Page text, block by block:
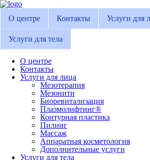
О центре Контакты Услуги для
Услуги для тела
О центре
Контакты
Услуги для лица
Мезотерапия
Мезонити
Биоревитализация
Плазмолифтинг®
Контурная пластика
Пилинг
Массаж
Аппаратная косметология
Дополнительные услуги
Услуги для тела